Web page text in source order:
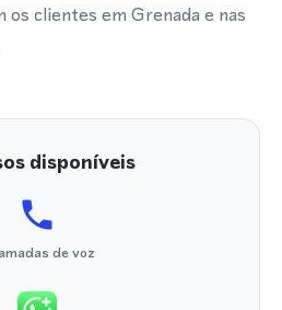
os clientes em Grenada e nas
disponíveis
de voz